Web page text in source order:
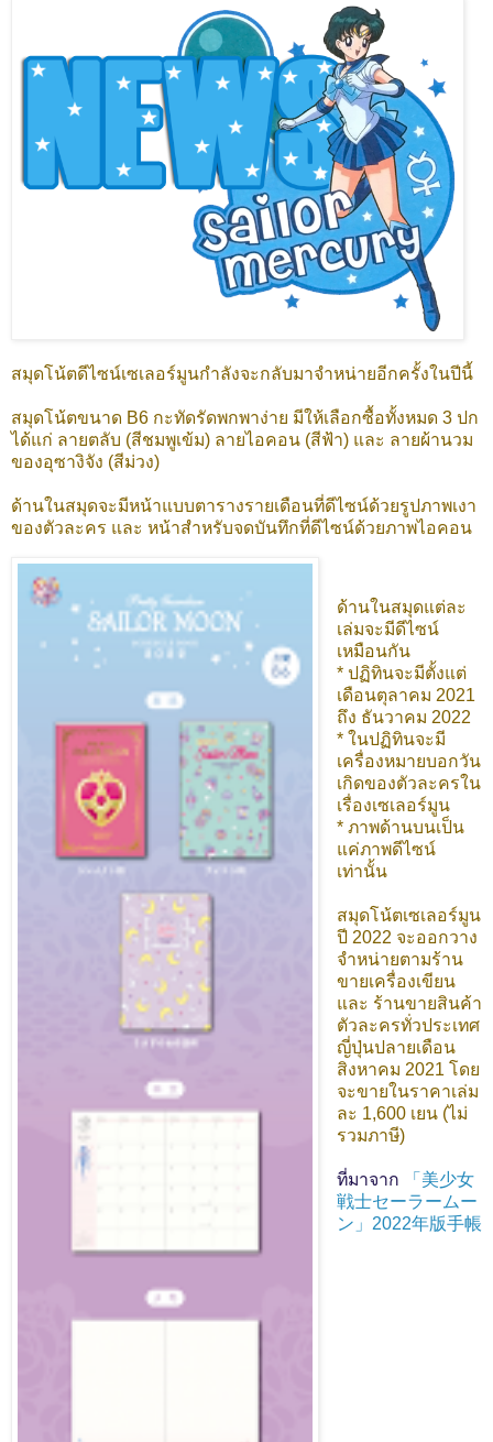
สมุดโน้ตดีไซน์เซเลอร์มูนกำลังจะกลับมาจำหน่ายอีกครั้งในปีนี้
สมุดโน้ตขนาด B6 กะทัดรัดพกพาง่าย มีให้เลือกซื้อทั้งหมด 3 ปก
ได้แก่ ลายตลับ (สีชมพูเข้ม) ลายไอคอน (สีฟ้า) และ ลายผ้านวม
ของอุซางิจัง (สีม่วง)
ด้านในสมุดจะมีหน้าแบบตารางรายเดือนที่ดีไซน์ด้วยรูปภาพเงา
ของตัวละคร และ หน้าสำหรับจดบันทึกที่ดีไซน์ด้วยภาพไอคอน
ด้านในสมุดแต่ละ
เล่มจะมีดีไซน์
เหมือนกัน
* ปฏิทินจะมีตั้งแต่
เดือนตุลาคม 2021
ถึง ธันวาคม 2022
* ในปฏิทินจะมี
เครื่องหมายบอกวัน
เกิดของตัวละครใน
เรื่องเซเลอร์มูน
* ภาพด้านบนเป็น
แค่ภาพดีไซน์
เท่านั้น
สมุดโน้ตเซเลอร์มูน
ปี 2022 จะออกวาง
จำหน่ายตามร้าน
ขายเครื่องเขียน
และ ร้านขายสินค้า
ตัวละครทั่วประเทศ
ญี่ปุ่นปลายเดือน
สิงหาคม 2021 โดย
จะขายในราคาเล่ม
ละ 1,600 เยน (ไม่
รวมภาษี)
ที่มาจาก
「美少女
戦士セーラームー
ン」2022年版手帳